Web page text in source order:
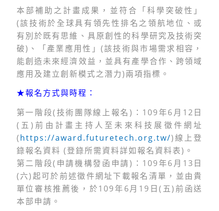
本部補助之計畫成果，並符合「科學突破性」
(該技術於全球具有領先性排名之領航地位、或
有別於既有思維、具原創性的科學研究及技術突
破)、「產業應用性」(該技術與市場需求相容，
能創造未來經濟效益，並具有產學合作、跨領域
應用及建立創新模式之潛力)兩項指標。
★報名方式與時程：
第一階段(技術團隊線上報名)：109年6月12日
(五)前由計畫主持人至未來科技展徵件網址
(https://award.futuretech.org.tw/)線上登
錄報名資料 (登錄所需資料詳如報名資料表)。
第二階段(申請機構發函申請)：109年6月13日
(六)起可於前述徵件網址下載報名清單，並由貴
單位審核推薦後，於109年6月19日(五)前函送
本部申請。